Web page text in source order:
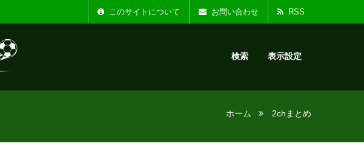
表示設定機能を追加しました。 お知らせ :
このサイトについて お問い合わせ RSS
検索 表示設定
ホーム 2chまとめ